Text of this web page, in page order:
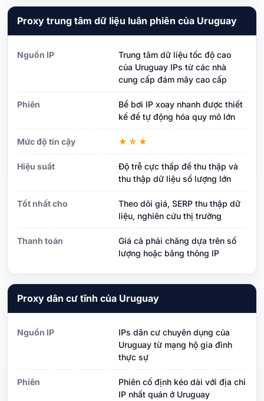
Proxy trung tâm dữ liệu luân phiên của Uruguay
Nguồn IP
Trung tâm dữ liệu tốc độ cao
của Uruguay IPs từ các nhà
cung cấp đám mây cao cấp
Phiên
Bể bơi IP xoay nhanh được thiết
kế để tự động hóa quy mô lớn
Mức độ tin cậy ★☆★
Hiệu suất
Độ trễ cực thấp để thu thập và
thu thập dữ liệu số lượng lớn
Tốt nhất cho
Theo dõi giá, SERP thu thập dữ
liệu, nghiên cứu thị trường
Thanh toán
Giá cả phải chăng dựa trên số
lượng hoặc băng thông IP
Proxy dân cư tĩnh của Uruguay
Nguồn IP
IPs dân cư chuyên dụng của
Uruguay từ mạng hộ gia đình
thực sự
Phiên
Phiên cố định kéo dài với địa chỉ
IP nhất quán ở Uruguay